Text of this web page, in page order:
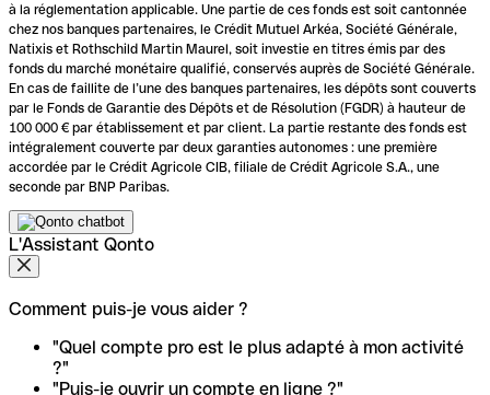
à la réglementation applicable. Une partie de ces fonds est soit cantonnée
chez nos banques partenaires, le Crédit Mutuel Arkéa, Société Générale,
Natixis et Rothschild Martin Maurel, soit investie en titres émis par des
fonds du marché monétaire qualifié, conservés auprès de Société Générale.
En cas de faillite de l’une des banques partenaires, les dépôts sont couverts
par le Fonds de Garantie des Dépôts et de Résolution (FGDR) à hauteur de
100 000 € par établissement et par client. La partie restante des fonds est
intégralement couverte par deux garanties autonomes : une première
accordée par le Crédit Agricole CIB, filiale de Crédit Agricole S.A., une
seconde par BNP Paribas.
L'Assistant Qonto
Comment puis-je vous aider ?
"Quel compte pro est le plus adapté à mon activité
?"
"Puis-je ouvrir un compte en ligne ?"